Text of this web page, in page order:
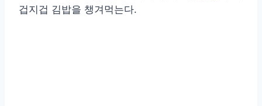
겁지겁 김밥을 챙겨먹는다.